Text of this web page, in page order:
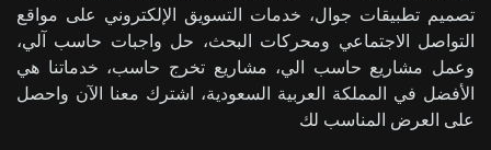
تصميم تطبيقات جوال، خدمات التسويق الإلكتروني على مواقع
التواصل الاجتماعي ومحركات البحث، حل واجبات حاسب آلي،
وعمل مشاريع حاسب الي، مشاريع تخرج حاسب، خدماتنا هي
الأفضل في المملكة العربية السعودية، اشترك معنا الآن واحصل
على العرض المناسب لك